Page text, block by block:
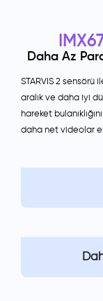
Daha Az
STARVIS 2 sensörü
aralık ve daha iyi
hareket
daha net videolar